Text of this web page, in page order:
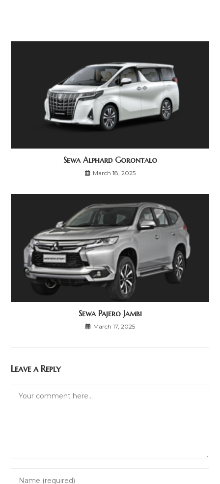
Sewa Alphard Gorontalo
March 18, 2025
Sewa Pajero Jambi
March 17, 2025
Leave a Reply